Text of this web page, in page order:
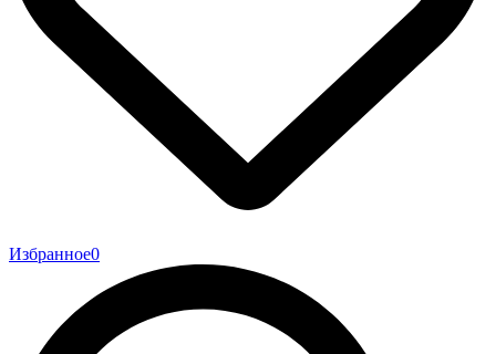
Избранное0